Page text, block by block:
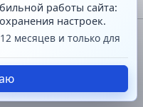
работы сайта:
настроек.
месяцев и только для